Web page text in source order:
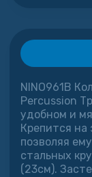
NINO961B
Percussion
удобном и
Крепится на
позволяя
стальных
(23см).